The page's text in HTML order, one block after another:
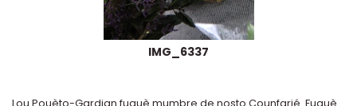
IMG_6337